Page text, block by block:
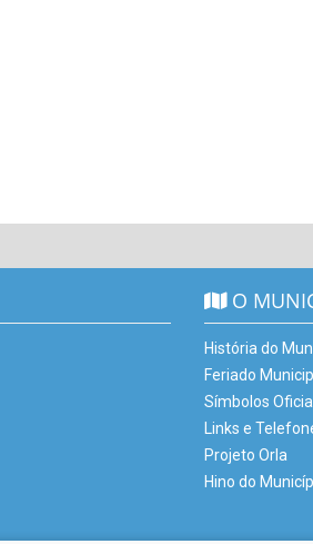
O
História do
Feriado
Símbolos
Links e
Projeto Orla
Hino do